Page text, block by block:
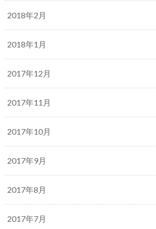
2018年2月
2018年1月
2017年12月
2017年11月
2017年10月
2017年9月
2017年8月
2017年7月